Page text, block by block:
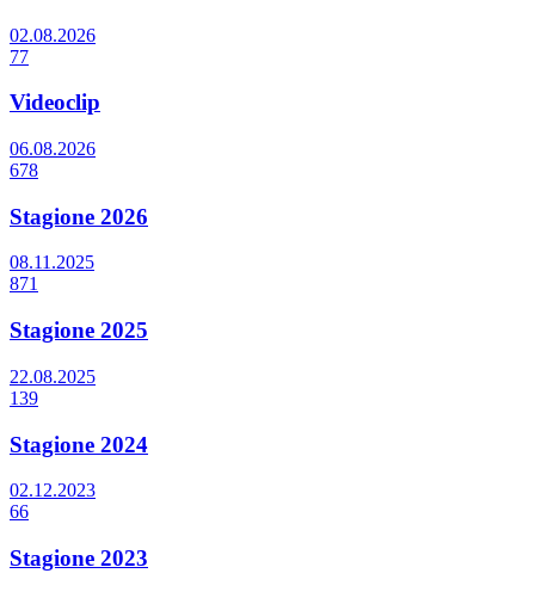
02.08.2026
77
Videoclip
06.08.2026
678
Stagione 2026
08.11.2025
871
Stagione 2025
22.08.2025
139
Stagione 2024
02.12.2023
66
Stagione 2023